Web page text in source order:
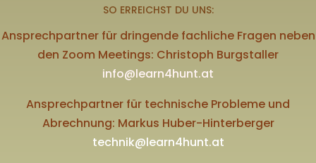
SO ERREICHST DU UNS:
Ansprechpartner für dringende fachliche Fragen neben
den Zoom Meetings: Christoph Burgstaller
info@learn4hunt.at
Ansprechpartner für technische Probleme und
Abrechnung: Markus Huber-Hinterberger
technik@learn4hunt.at